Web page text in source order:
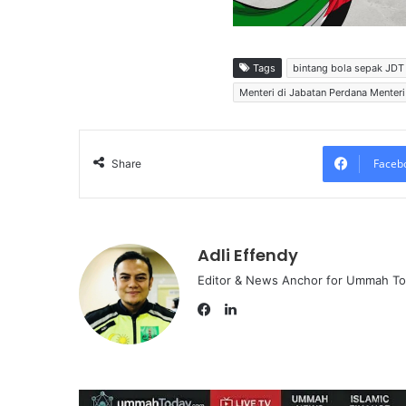
Tags bintang bola sepak JDT
Menteri di Jabatan Perdana
Share
Adli Effendy
Editor & News Anchor for Ummah
L
e